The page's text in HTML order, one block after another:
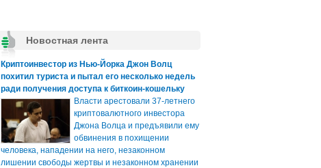
Новостная лента
Криптоинвестор из Нью-Йорка Джон Волц
похитил туриста и пытал его несколько недель
ради получения доступа к биткоин-кошельку
Власти арестовали 37-летнего
криптовалютного инвестора
Джона Волца и предъявили ему
обвинения в похищении
человека, нападении на него, незаконном
лишении свободы жертвы и незаконном хранении